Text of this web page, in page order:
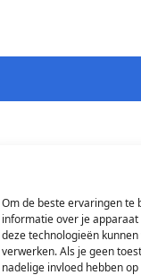
Om de beste ervaringen te
informatie over je
deze technologieën
verwerken. Als je geen
nadelige invloed hebben